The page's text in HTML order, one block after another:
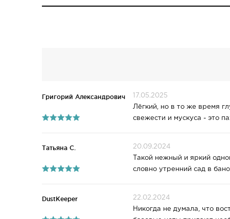
Григорий Александрович
17.05.2025
Лёгкий, но в то же время
свежести и мускуса - это
Татьяна С.
20.09.2024
Такой нежный и яркий
словно утренний сад в
DustKeeper
22.02.2024
Никогда не думала, что